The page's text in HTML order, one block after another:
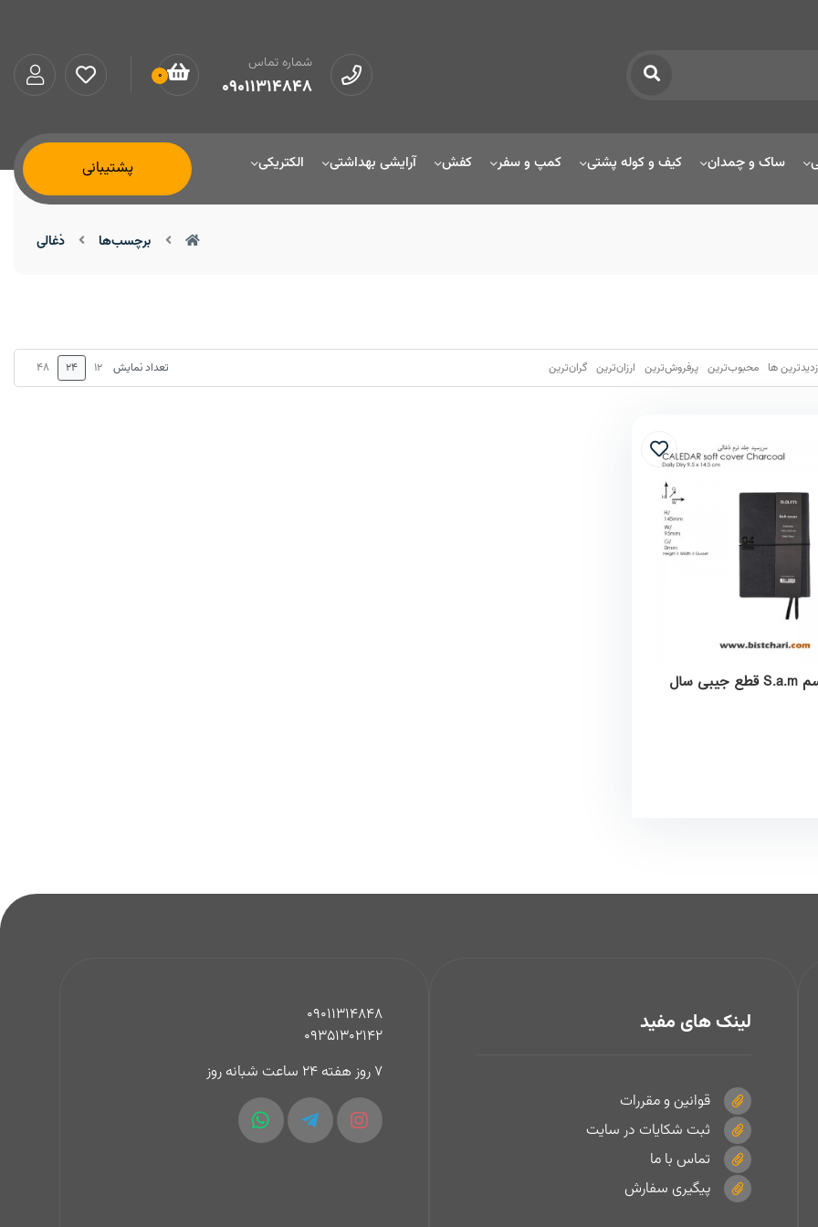
شماره تماس
09011314848
0
ساک و چمدان کیف و کوله پشتی کمپ و سفر کفش آرایشی بهداشتی الکتریکی پشتیبانی
برچسب‌ها ذغالی
ها محبوب‌‌ترین پرفروش‌ترین ارزان‌ترین گران‌ترین تعداد نمایش 12
24
48
سر رسید سم S.a.m قطع جیبی سال
لینک های مفید
قوانین و مقررات
ثبت شکایات در سایت
تماس با ما
پیگیری سفارش
09011314848
09351302142
7 روز هفته 24 ساعت شبانه روز